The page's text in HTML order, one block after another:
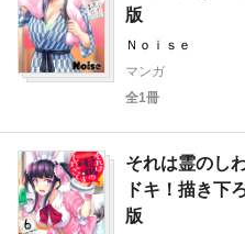
版
Ｎｏｉｓｅ
マンガ
全1冊
それは霊のし
ドキ！描き下
版